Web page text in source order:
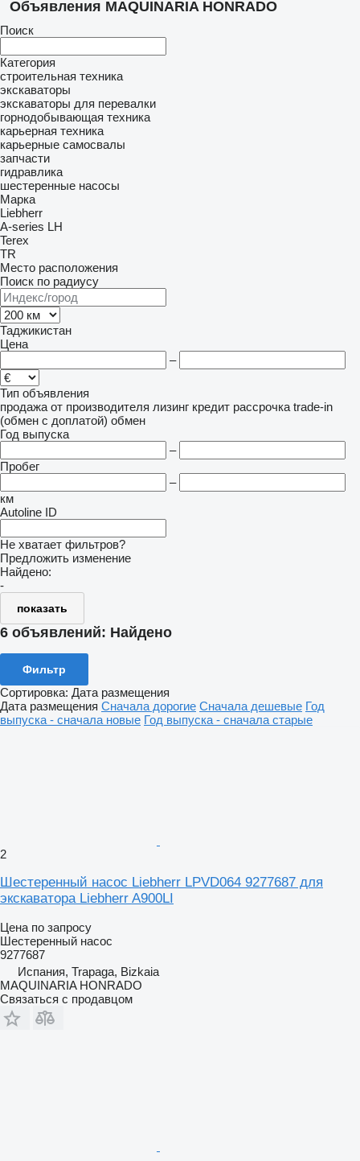
Объявления MAQUINARIA HONRADO
Поиск
Категория
строительная техника
экскаваторы
экскаваторы для перевалки
горнодобывающая техника
карьерная техника
карьерные самосвалы
запчасти
гидравлика
шестеренные насосы
Марка
Liebherr
A-series LH
Terex
TR
Место расположения
Поиск по радиусу
Таджикистан
Цена
–
Тип объявления
продажа от производителя лизинг кредит рассрочка trade-in
(обмен с доплатой) обмен
Год выпуска
–
Пробег
–
км
Autoline ID
Не хватает фильтров?
Предложить изменение
Найдено:
-
показать
6 объявлений: Найдено
Фильтр
Сортировка: Дата размещения
Дата размещения Сначала дорогие Сначала дешевые Год
выпуска - сначала новые Год выпуска - сначала старые
2
Шестеренный насос Liebherr LPVD064 9277687 для
экскаватора Liebherr A900LI
Цена по запросу
Шестеренный насос
9277687
Испания, Trapaga, Bizkaia
MAQUINARIA HONRADO
Связаться с продавцом